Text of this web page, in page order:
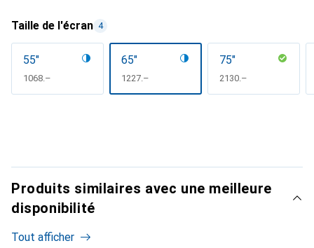
Taille de l'écran 4
55"
CHF
1068.–
65"
CHF
1227.–
75"
CHF
2130.–
Produits similaires avec une meilleure
disponibilité
Tout afficher